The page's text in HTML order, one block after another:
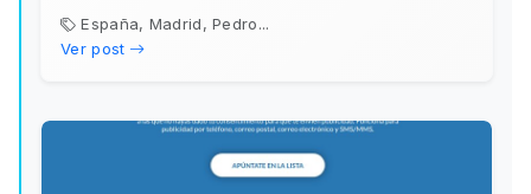
España, Madrid, Pedro...
Ver post